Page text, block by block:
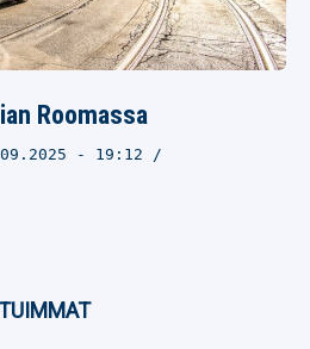
Roomassa
- 19:12